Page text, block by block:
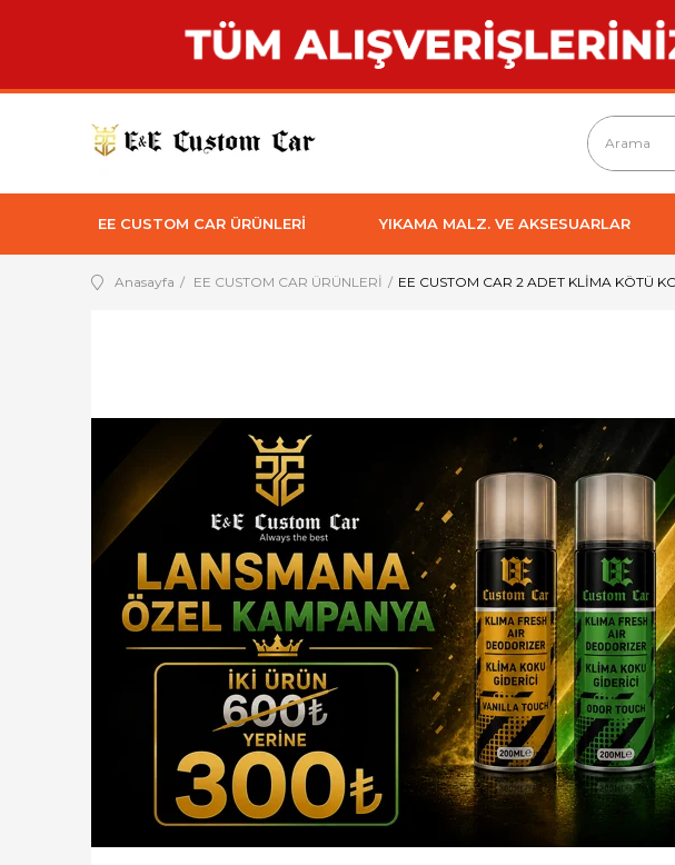
EE CUSTOM CAR ÜRÜNLERİ YIKAMA MALZ. VE AKSESUARLAR
Anasayfa EE CUSTOM CAR ÜRÜNLERİ EE CUSTOM CAR 2 ADET KLİMA KÖTÜ